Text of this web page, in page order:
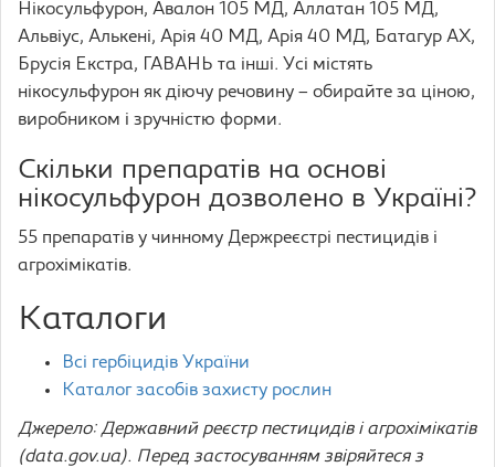
Нікосульфурон, Авалон 105 МД, Аллатан 105 МД,
Альвіус, Алькені, Арія 40 МД, Арія 40 МД, Батагур АХ,
Брусія Екстра, ГАВАНЬ та інші. Усі містять
нікосульфурон як діючу речовину – обирайте за ціною,
виробником і зручністю форми.
Скільки препаратів на основі
нікосульфурон дозволено в Україні?
55 препаратів у чинному Держреєстрі пестицидів і
агрохімікатів.
Каталоги
Всі гербіцидів України
Каталог засобів захисту рослин
Джерело: Державний реєстр пестицидів і агрохімікатів
(data.gov.ua). Перед застосуванням звіряйтеся з